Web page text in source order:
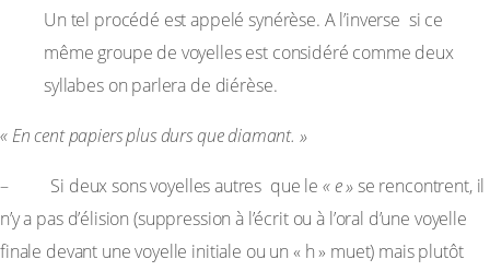
Un tel procédé est appelé synérèse. A l’inverse si ce
même groupe de voyelles est considéré comme deux
syllabes on parlera de diérèse.
« En cent papiers plus durs que diamant. »
– Si deux sons voyelles autres que le « e »se rencontrent, il
n’y a pas d’élision (suppression à l’écrit ou à l’oral d’une voyelle
finale devant une voyelle initiale ou un « h » muet) mais plutôt